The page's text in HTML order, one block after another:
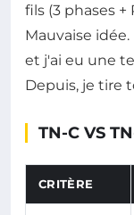
fils (3 phases
Mauvaise
et j'ai eu une
Depuis, je tire
TN-C VS
CRITÈRE